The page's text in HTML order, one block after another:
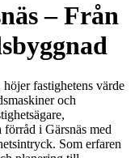
– Från
fastighetens värde
och
i Gärsnäs med
Som erfaren